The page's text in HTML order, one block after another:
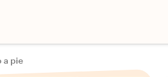
a pie